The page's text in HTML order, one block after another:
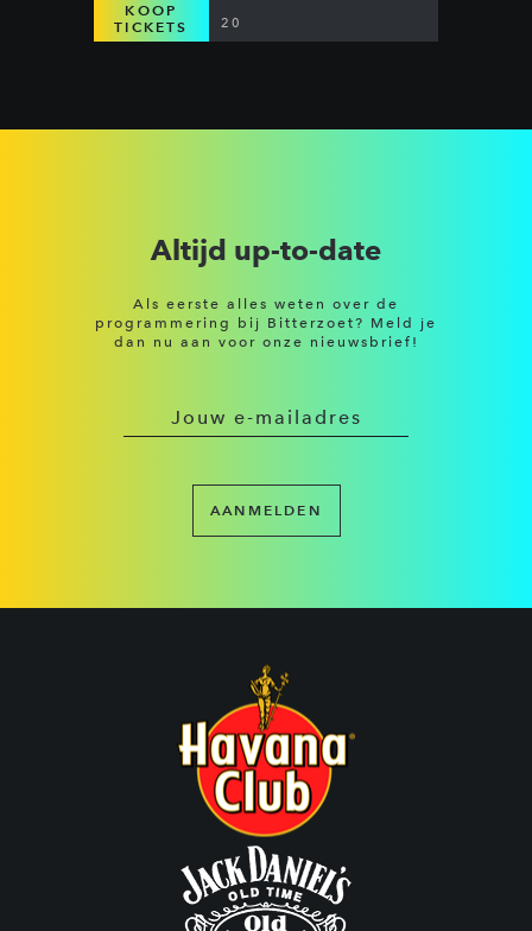
KOOP
TICKETS
20
Altijd up-to-date
Als eerste alles weten over de
programmering bij Bitterzoet? Meld je
dan nu aan voor onze nieuwsbrief!
AANMELDEN